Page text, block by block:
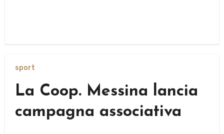
sport
La Coop. Messina lancia
campagna associativa